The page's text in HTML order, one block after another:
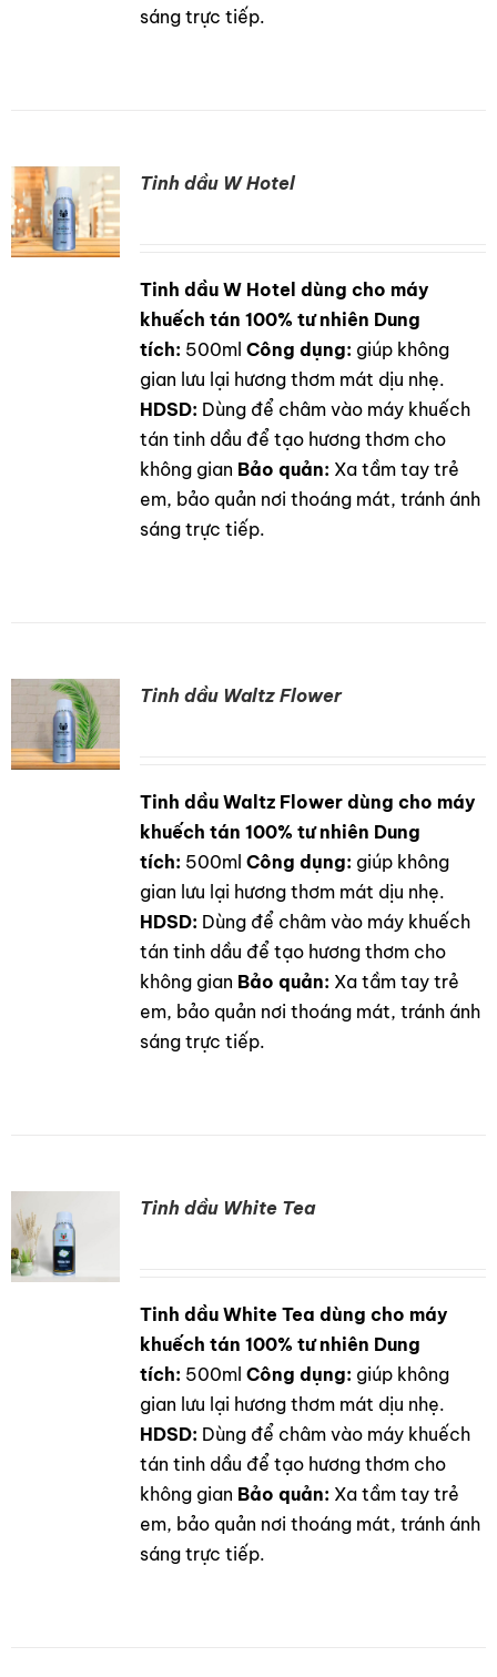
sáng trực tiếp.
Tinh dầu W Hotel
Tinh dầu W Hotel dùng cho máy
khuếch tán 100% tư nhiên Dung
tích: 500ml Công dụng: giúp không
gian lưu lại hương thơm mát dịu nhẹ.
HDSD: Dùng để châm vào máy khuếch
tán tinh dầu để tạo hương thơm cho
không gian Bảo quản: Xa tầm tay trẻ
em, bảo quản nơi thoáng mát, tránh ánh
sáng trực tiếp.
Tinh dầu Waltz Flower
Tinh dầu Waltz Flower dùng cho máy
khuếch tán 100% tư nhiên Dung
tích: 500ml Công dụng: giúp không
gian lưu lại hương thơm mát dịu nhẹ.
HDSD: Dùng để châm vào máy khuếch
tán tinh dầu để tạo hương thơm cho
không gian Bảo quản: Xa tầm tay trẻ
em, bảo quản nơi thoáng mát, tránh ánh
sáng trực tiếp.
Tinh dầu White Tea
Tinh dầu White Tea dùng cho máy
khuếch tán 100% tư nhiên Dung
tích: 500ml Công dụng: giúp không
gian lưu lại hương thơm mát dịu nhẹ.
HDSD: Dùng để châm vào máy khuếch
tán tinh dầu để tạo hương thơm cho
không gian Bảo quản: Xa tầm tay trẻ
em, bảo quản nơi thoáng mát, tránh ánh
sáng trực tiếp.